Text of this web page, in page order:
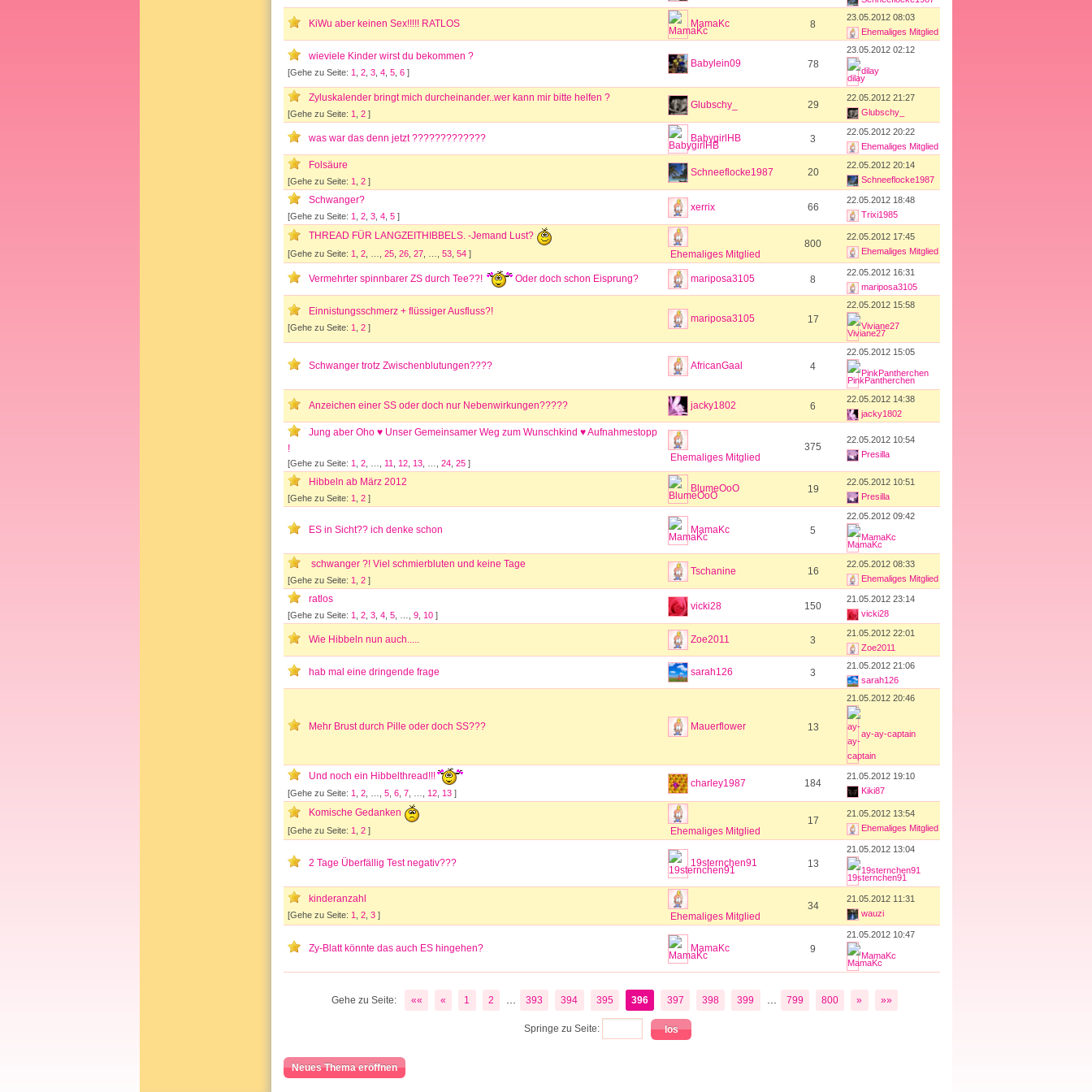
KiWu aber keinen Sex!!!!! RATLOS MamaKc 8
23.05.2012 08:03
Ehemaliges Mitglied
wieviele Kinder wirst du bekommen ?
[Gehe zu Seite: 1 2 3 4 5 6 ]
Babylein09 78
23.05.2012 02:12
dilay
Zyluskalender bringt mich durcheinander..wer kann mir bitte helfen ?
[Gehe zu Seite: 1 2 ]
Glubschy_ 29
22.05.2012 21:27
Glubschy_
was war das denn jetzt ????????????? BabygirlHB 3
22.05.2012 20:22
Ehemaliges Mitglied
Folsäure
[Gehe zu Seite: 1 2 ]
Schneeflocke1987 20
22.05.2012 20:14
Schneeflocke1987
Schwanger?
[Gehe zu Seite: 1 2 3 4 5 ]
xerrix 66
22.05.2012 18:48
Trixi1985
THREAD FÜR LANGZEITHIBBELS. -Jemand Lust?
[Gehe zu Seite: 1 2 25 26 27 53 54 ] Ehemaliges Mitglied
800
22.05.2012 17:45
Ehemaliges Mitglied
Vermehrter spinnbarer ZS durch Tee??! Oder doch schon Eisprung? mariposa3105 8
22.05.2012 16:31
mariposa3105
Einnistungsschmerz + flüssiger Ausfluss?!
[Gehe zu Seite: 1 2 ]
mariposa3105 17
22.05.2012 15:58
Viviane27
Schwanger trotz Zwischenblutungen???? AfricanGaal 4
22.05.2012 15:05
PinkPantherchen
Anzeichen einer SS oder doch nur Nebenwirkungen????? jacky1802 6
22.05.2012 14:38
jacky1802
Jung aber Oho ♥ Unser Gemeinsamer Weg zum Wunschkind ♥ Aufnahmestopp
!
[Gehe zu Seite: 1 2 11 12 13 24 25 ] Ehemaliges Mitglied
375
22.05.2012 10:54
Presilla
Hibbeln ab März 2012
[Gehe zu Seite: 1 2 ]
BlumeOoO 19
22.05.2012 10:51
Presilla
ES in Sicht?? ich denke schon MamaKc 5
22.05.2012 09:42
MamaKc
schwanger ?! Viel schmierbluten und keine Tage
[Gehe zu Seite: 1 2 ]
Tschanine 16
22.05.2012 08:33
Ehemaliges Mitglied
ratlos
[Gehe zu Seite: 1 2 3 4 5 9 10 ]
vicki28 150
21.05.2012 23:14
vicki28
Wie Hibbeln nun auch..... Zoe2011 3
21.05.2012 22:01
Zoe2011
hab mal eine dringende frage sarah126 3
21.05.2012 21:06
sarah126
Mehr Brust durch Pille oder doch SS??? Mauerflower 13
21.05.2012 20:46
ay-ay-captain
Und noch ein Hibbelthread!!!
[Gehe zu Seite: 1 2 5 6 7 12 13 ]
charley1987 184
21.05.2012 19:10
Kiki87
Komische Gedanken
[Gehe zu Seite: 1 2 ] Ehemaliges Mitglied
17
21.05.2012 13:54
Ehemaliges Mitglied
2 Tage Überfällig Test negativ??? 19sternchen91 13
21.05.2012 13:04
19sternchen91
kinderanzahl
[Gehe zu Seite: 1 2 3 ] Ehemaliges Mitglied
34
21.05.2012 11:31
wauzi
Zy-Blatt könnte das auch ES hingehen? MamaKc 9
21.05.2012 10:47
MamaKc
Gehe zu Seite: «« « 1 2 393 394 395 396 397 398 399 799 800 » »»
Springe zu Seite:
Neues Thema eröffnen